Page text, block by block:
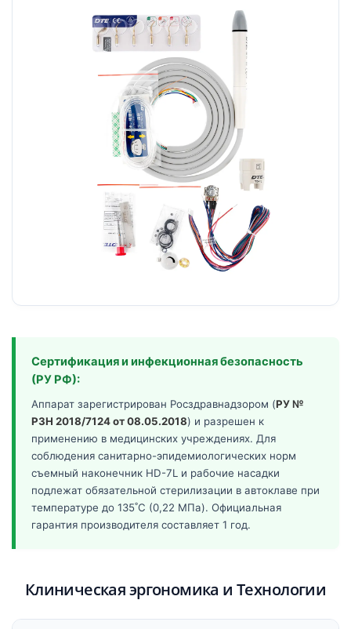
Сертификация и инфекционная безопасность
(РУ РФ):
Аппарат зарегистрирован Росздравнадзором (РУ №
РЗН 2018/7124 от 08.05.2018) и разрешен к
применению в медицинских учреждениях. Для
соблюдения санитарно-эпидемиологических норм
съемный наконечник HD-7L и рабочие насадки
подлежат обязательной стерилизации в автоклаве при
температуре до 135˚С (0,22 МПа). Официальная
гарантия производителя составляет 1 год.
Клиническая эргономика и Технологии